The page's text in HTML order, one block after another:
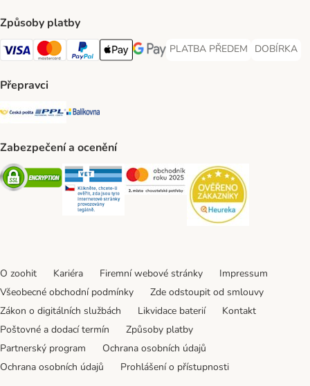
Způsoby platby
Visa Payment Method
Mastercard Payment Method
PayPal Payment Method
Apple pay Payment Method
GooglePay Payment Method
PLATBA PŘEDEM
PLATBA PŘEDEM Payment
DOBÍRKA
DOBÍRKA
Přepravci
Česká pošta Shipping Method
PPL Shipping Method
Balíkovna Shipping Method
Zabezpečení a ocenění
Security Security Security
O zoohit Kariéra Firemní webové stránky
Impressum
Všeobecné obchodní podmínky
Zde odstoupit od smlouvy
Zákon o digitálních službách
Likvidace baterií
Kontakt
Poštovné a dodací termín
Způsoby platby
Partnerský program
Ochrana osobních údajů
Ochrana osobních údajů
Prohlášení o přístupnosti